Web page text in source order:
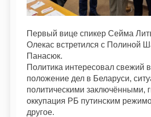
Первый вице спикер Сейма
Олекас встретился с Полиной
Панасюк.
Политика интересовал свежий
положение дел в Беларуси,
политическими заключёнными,
оккупация РБ путинским
другое.